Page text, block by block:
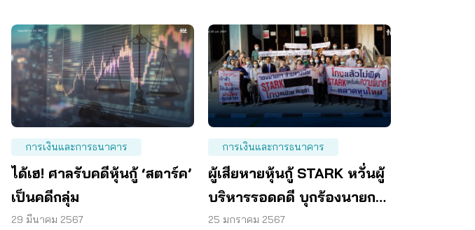
การเงินและการธนาคาร
ได้เฮ! ศาลรับคดีหุ้นกู้ ‘สตาร์ค’
เป็นคดีกลุ่ม
29 มีนาคม 2567
การเงินและการธนาคาร
ผู้เสียหายหุ้นกู้ STARK หวั่นผู้
บริหารรอดคดี บุกร้องนายกฯ
ตรวจสอบ
25 มกราคม 2567